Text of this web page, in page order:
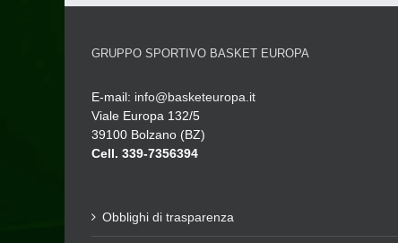
GRUPPO SPORTIVO BASKET EUROPA
E-mail: info@basketeuropa.it
Viale Europa 132/5
39100 Bolzano (BZ)
Cell. 339-7356394
Obblighi di trasparenza